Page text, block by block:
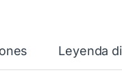
Leyenda